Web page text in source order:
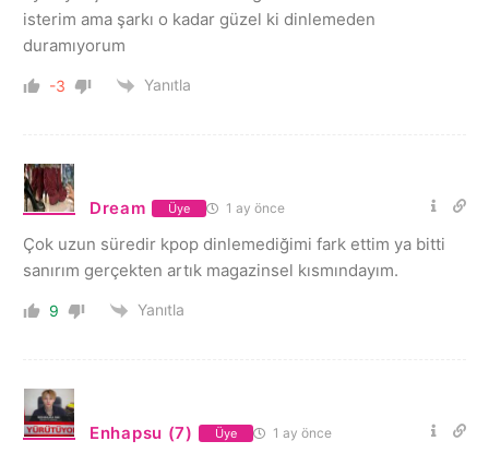
isterim ama şarkı o kadar güzel ki dinlemeden
duramıyorum
-3 Yanıtla
Dream Üye 1 ay önce
Çok uzun süredir kpop dinlemediğimi fark ettim ya bitti
sanırım gerçekten artık magazinsel kısmındayım.
9 Yanıtla
Enhapsu (7) Üye 1 ay önce